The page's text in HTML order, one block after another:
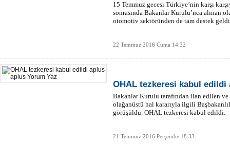
15 Temmuz gecesi Türkiye’nin karşı
sonrasında Bakanlar Kurulu’nca alınan
otomotiv sektöründen de tam destek
22 Temmuz 2016 Cuma 14:32
OHAL tezkeresi kabul edildi
Bakanlar Kurulu tarafından ilan edilen ve
olağanüstü hal kararıyla ilgili
görüşüldü. OHAL tezkeresi kabul edildi.
21 Temmuz 2016 Perşembe 18:33